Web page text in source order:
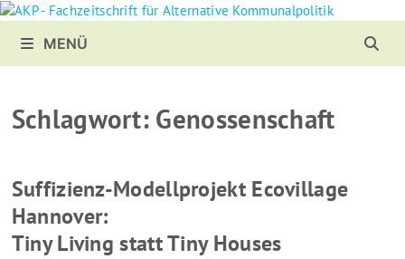
Zurück
Inhalt
MENÜ
Schlagwort: Genossenschaft
Suffizienz-Modellprojekt Ecovillage
Hannover:
Tiny Living statt Tiny Houses